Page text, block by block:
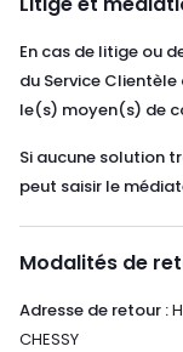
En cas de litige ou
du Service
le(s) moyen(s) de
Si aucune solution
peut saisir le
Modalités de
Adresse de retour :
CHESSY